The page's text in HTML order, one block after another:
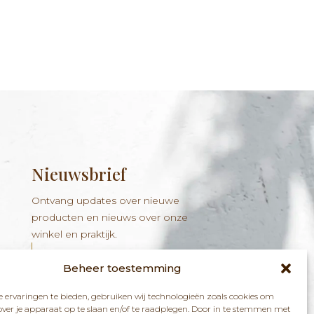
Beheer toestemming
ervaringen te bieden, gebruiken wij technologieën zoals cookies om
je apparaat op te slaan en/of te raadplegen. Door in te stemmen met
Nieuwsbrief
Ontvang updates over nieuwe
producten en nieuws over onze
winkel en praktijk.